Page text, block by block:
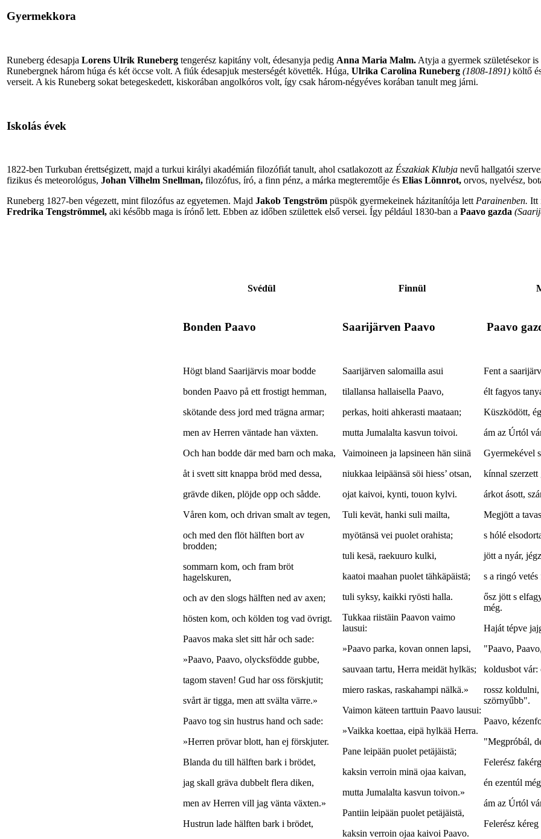
Gyermekkora
Runeberg édesapja Lorens Ulrik Runeberg tengerész kapitány volt, édesanyja pedig Anna Maria Malm. Atyja a gyermek születésekor
Runebergnek három húga és két öccse volt. A fiúk édesapjuk mesterségét követték. Húga, Ulrika Carolina Runeberg (1808-1891) költő
verseit. A kis Runeberg sokat betegeskedett, kiskorában angolkóros volt, így csak három-négyéves korában tanult meg járni.
Iskolás évek
1822-ben Turkuban érettségizett, majd a turkui királyi akadémián filozófiát tanult, ahol csatlakozott az Északiak Klubja nevű hallgatói
fizikus és meteorológus, Johan Vilhelm Snellman, filozófus, író, a finn pénz, a márka megteremtője és Elias Lönnrot, orvos, nyelvész,
Runeberg 1827-ben végezett, mint filozófus az egyetemen. Majd Jakob Tengström püspök gyermekeinek házitanítója lett Parainenben. Itt
Fredrika Tengströmmel, aki később maga is írónő lett. Ebben az időben születtek első versei. Így például 1830-ban a Paavo gazda
Svédül Finnül
Bonden Paavo
Högt bland Saarijärvis moar bodde
bonden Paavo på ett frostigt hemman,
skötande dess jord med trägna armar;
men av Herren väntade han växten.
Och han bodde där med barn och maka,
åt i svett sitt knappa bröd med dessa,
grävde diken, plöjde opp och sådde.
Våren kom, och drivan smalt av tegen,
och med den flöt hälften bort av
brodden;
sommarn kom, och fram bröt
hagelskuren,
och av den slogs hälften ned av axen;
hösten kom, och kölden tog vad övrigt.
Paavos maka slet sitt hår och sade:
»Paavo, Paavo, olycksfödde gubbe,
tagom staven! Gud har oss förskjutit;
svårt är tigga, men att svälta värre.»
Paavo tog sin hustrus hand och sade:
»Herren prövar blott, han ej förskjuter.
Blanda du till hälften bark i brödet,
jag skall gräva dubbelt flera diken,
men av Herren vill jag vänta växten.»
Hustrun lade hälften bark i brödet,
Saarijärven Paavo
Saarijärven salomailla asui
tilallansa hallaisella Paavo,
perkas, hoiti ahkerasti maataan;
mutta Jumalalta kasvun toivoi.
Vaimoineen ja lapsineen hän siinä
niukkaa leipäänsä söi hiess’ otsan,
ojat kaivoi, kynti, touon kylvi.
Tuli kevät, hanki suli mailta,
myötänsä vei puolet orahista;
tuli kesä, raekuuro kulki,
kaatoi maahan puolet tähkäpäistä;
tuli syksy, kaikki ryösti halla.
Tukkaa riistäin Paavon vaimo
lausui:
»Paavo parka, kovan onnen lapsi,
sauvaan tartu, Herra meidät hylkäs;
miero raskas, raskahampi nälkä.»
Vaimon käteen tarttuin Paavo lausui:
»Vaikka koettaa, eipä hylkää Herra.
Pane leipään puolet petäjäistä;
kaksin verroin minä ojaa kaivan,
mutta Jumalalta kasvun toivon.»
Pantiin leipään puolet petäjäistä,
kaksin verroin ojaa kaivoi Paavo.
Paavo
Fent a
élt fagyos
Küszködött,
ám az Úrtól
Gyermekével
kínnal
árkot ásott,
Megjött a
s hólé
jött a nyár,
s a ringó
ősz jött s
még.
Haját tépve
"Paavo,
koldusbot vár:
rossz
szörnyűbb".
Paavo,
"Megpróbál,
Felerész
én ezentúl
ám az Úrtól
Felerész